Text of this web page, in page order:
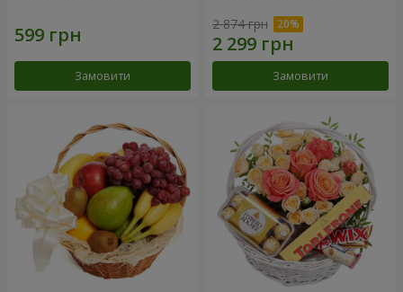
Замовити
2 874 грн
Замовити